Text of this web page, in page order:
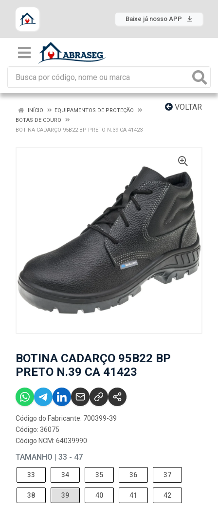
Baixe já nosso APP
VOLTAR
INÍCIO
EQUIPAMENTOS DE PROTEÇÃO
BOTAS DE COURO
BOTINA CADARÇO 95B22 BP PRETO N.39 CA 41423
BOTINA CADARÇO 95B22 BP
PRETO N.39 CA 41423
Código do Fabricante: 700399-39
Código: 36075
Código NCM: 64039990
TAMANHO | 33 - 47
33 34 35 36 37
38 39 40 41 42